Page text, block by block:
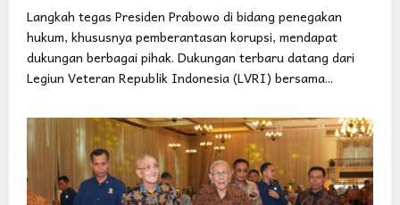
Langkah tegas Presiden Prabowo di bidang penegakan
hukum, khususnya pemberantasan korupsi, mendapat
dukungan berbagai pihak. Dukungan terbaru datang dari
Legiun Veteran Republik Indonesia (LVRI) bersama...